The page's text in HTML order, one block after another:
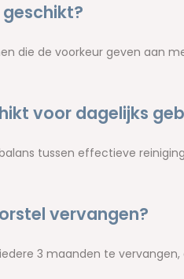
die de voorkeur geven aan
voor dagelijks
tussen effectieve
vervangen?
3 maanden te